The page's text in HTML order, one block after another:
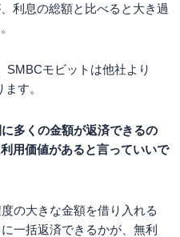
利息の総額と比べると大き過
SMBCモビットは他社より
す。
多くの金額が返済できるの
用価値があると言っていいで
の大きな金額を借り入れる
一括返済できるかが、無利